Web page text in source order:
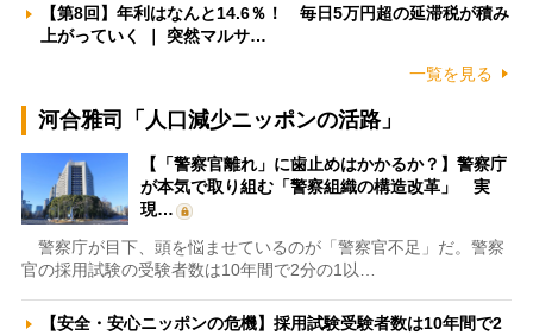
【第8回】年利はなんと14.6％！ 毎日5万円超の延滞税が積み
上がっていく ｜ 突然マルサ…
一覧を見る
河合雅司「人口減少ニッポンの活路」
【「警察官離れ」に歯止めはかかるか？】警察庁
が本気で取り組む「警察組織の構造改革」 実
現…
警察庁が目下、頭を悩ませているのが「警察官不足」だ。警察
官の採用試験の受験者数は10年間で2分の1以…
【安全・安心ニッポンの危機】採用試験受験者数は10年間で2